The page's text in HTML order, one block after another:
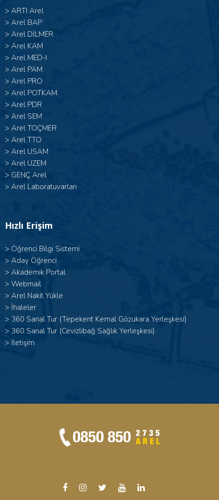
> ARTI Arel
> Arel BAP
> Arel DİLMER
> Arel KAM
> Arel MED-I
> Arel PAM
> Arel PRO
> Arel POTKAM
> Arel PDR
> Arel SEM
> Arel TOÇMER
> Arel TTO
> Arel USAM
> Arel UZEM
> GENÇ Arel
> Arel Laboratuvarları
Hızlı Erişim
> Öğrenci Bilgi Sistemi
> Aday Öğrenci
> Akademik Portal
> Webmail
> Arel Nakit Yükle
> İhaleler
> 360 Sanal Tur (Tepekent Kemal Gözükara Yerleşkesi)
> 360 Sanal Tur (Cevizlibağ Sağlık Yerleşkesi)
> İletişim